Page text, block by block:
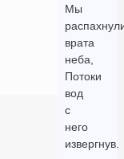
Мы
врата
неба,
Потоки
вод
с
него
извергнув.